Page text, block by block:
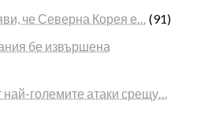
че Северна Корея е… (91)
бе извършена
големите атаки срещу…